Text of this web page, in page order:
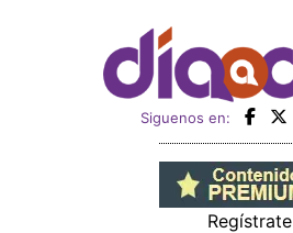
Siguenos en:
Regístrate